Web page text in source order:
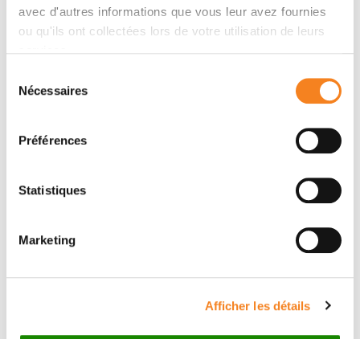
avec d'autres informations que vous leur avez fournies
ou qu'ils ont collectées lors de votre utilisation de leurs
Nécessaires
Préférences
Statistiques
Marketing
Afficher les détails
Auteurs
Pons-Tostivint, Anne Auperin, Ruth Gabriela Herrera-
Gomez, Neus Baste-Rotllan, Francois Bidault, Joel
Guigay, Christophe Le Tourneau, Esma Saada-Bouzid,
Caroline Even